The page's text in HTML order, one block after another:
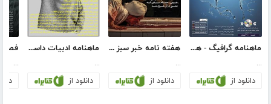
ماهنامه گرافیگ - هیولای خلاق - شماره 11
...
دانلود از
هفته نامه خبر سبز - شماره 300
...
دانلود از
ماهنامه ادبیات داستانی چوک - شماره 187
...
دانلود از
...